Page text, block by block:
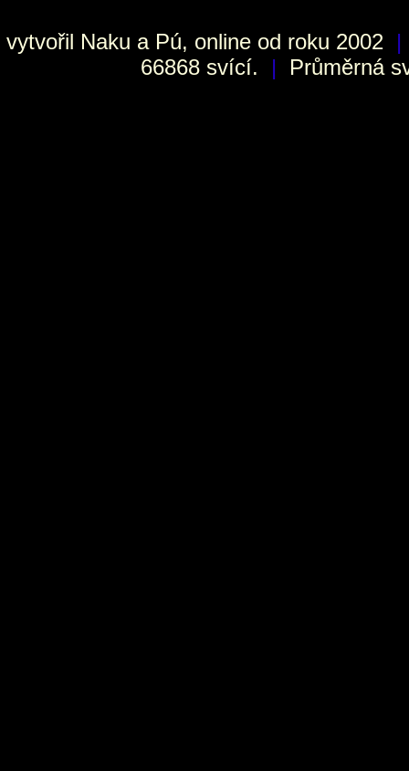
vytvořil Naku a Pú, online od roku 2002 |
66868 svící.
| Průměrná